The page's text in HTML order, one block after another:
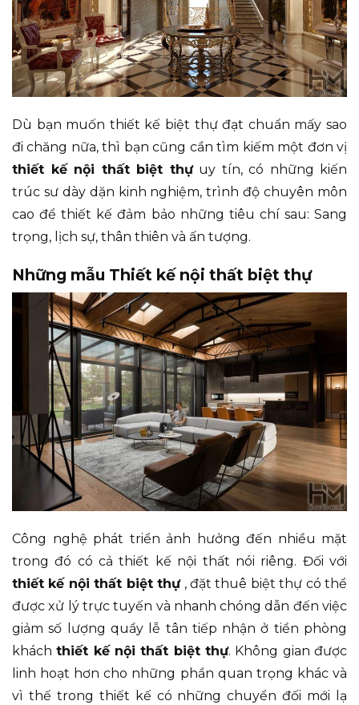
Dù bạn muốn thiết kế biệt thự đạt chuẩn mấy sao
đi chăng nữa, thì bạn cũng cần tìm kiếm một đơn vị
thiết kế nội thất biệt thựuy tín, có những kiến
trúc sư dày dặn kinh nghiệm, trình độ chuyên môn
cao để thiết kế đảm bảo những tiêu chí sau: Sang
trọng, lịch sự, thân thiên và ấn tượng.
Những mẫu Thiết kế nội thất biệt thự
Công nghệ phát triển ảnh hưởng đến nhiều mặt
trong đó có cả thiết kế nội thất nói riêng. Đối với
thiết kế nội thất biệt thự, đặt thuê biệt thự có thể
được xử lý trực tuyến và nhanh chóng dẫn đến việc
giảm số lượng quầy lễ tân tiếp nhận ở tiền phòng
kháchthiết kế nội thất biệt thự. Không gian được
linh hoạt hơn cho những phần quan trọng khác và
vì thế trong thiết kế có những chuyển đối mới lạ